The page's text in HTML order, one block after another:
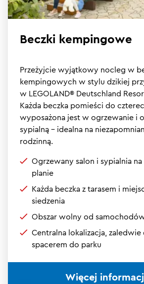
Beczki kempingowe
Przeżyjcie wyjątkowy nocleg w
kempingowych w stylu dzikiej
w LEGOLAND® Deutschland
Każda beczka pomieści do
wyposażona jest w ogrzewanie i
sypialną – idealna na
rodzinną.
Ogrzewany salon i sypialnia
planie
Każda beczka z tarasem i
siedzenia
Obszar wolny od
Centralna lokalizacja,
spacerem do parku
Więcej